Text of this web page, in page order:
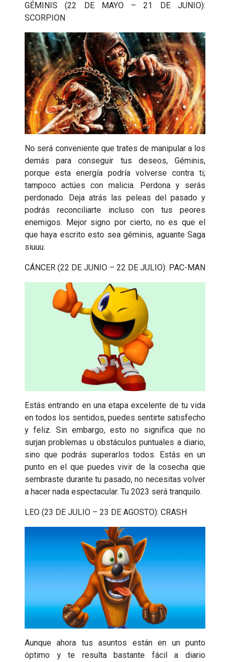
GÉMINIS (22 DE MAYO – 21 DE JUNIO):
SCORPION
No será conveniente que trates de manipular a los
demás para conseguir tus deseos, Géminis,
porque esta energía podría volverse contra ti;
tampoco actúes con malicia. Perdona y serás
perdonado. Deja atrás las peleas del pasado y
podrás reconciliarte incluso con tus peores
enemigos. Mejor signo por cierto, no es que el
que haya escrito esto sea géminis, aguante Saga
siuuu.
CÁNCER (22 DE JUNIO – 22 DE JULIO): PAC-MAN
Estás entrando en una etapa excelente de tu vida
en todos los sentidos, puedes sentirte satisfecho
y feliz. Sin embargo, esto no significa que no
surjan problemas u obstáculos puntuales a diario,
sino que podrás superarlos todos. Estás en un
punto en el que puedes vivir de la cosecha que
sembraste durante tu pasado, no necesitas volver
a hacer nada espectacular. Tu 2023 será tranquilo.
LEO (23 DE JULIO – 23 DE AGOSTO): CRASH
Aunque ahora tus asuntos están en un punto
óptimo y te resulta bastante fácil a diario